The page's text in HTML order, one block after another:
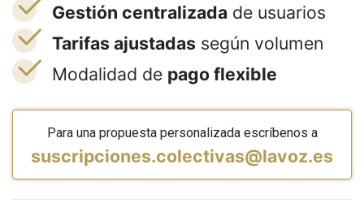
Gestión centralizada de usuarios
Tarifas ajustadas según volumen
Modalidad de pago flexible
Para una propuesta personalizada escríbenos a
suscripciones.colectivas@lavoz.es